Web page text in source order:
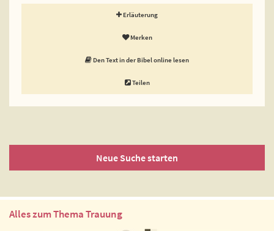
Erläuterung
Merken
Den Text in der Bibel online lesen
Teilen
Neue Suche starten
Alles zum Thema Trauung